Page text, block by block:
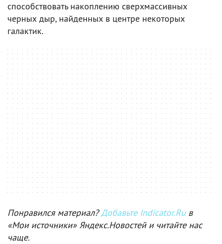
способствовать накоплению сверхмассивных
черных дыр, найденных в центре некоторых
галактик.
Понравился материал?Добавьте Indicator.Ruв
«Мои источники» Яндекс.Новостей и читайте нас
чаще.